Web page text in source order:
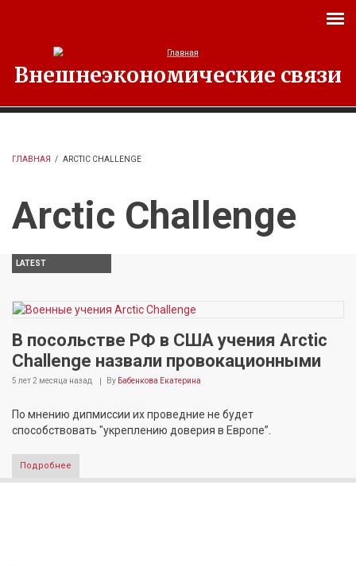
Внешнеэкономические связи
ГЛАВНАЯ / ARCTIC CHALLENGE
Arctic Challenge
LATEST
В посольстве РФ в США учения Arctic
Challenge назвали провокационными
5 лет 2 месяца назад By Бабенкова Екатерина
По мнению дипмиссии их проведние не будет
способствовать "укреплению доверия в Европе”.
Подробнее